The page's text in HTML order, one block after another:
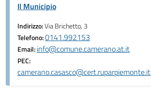
Il Municipio
Indirizzo:Via Brichetto, 3
Telefono:0141.992153
Email:info@comune.camerano.at.it
PEC:
camerano.casasco@cert.ruparpiemonte.it